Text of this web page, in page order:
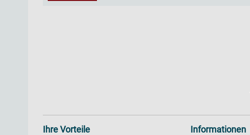
Ihre Vorteile Informationen